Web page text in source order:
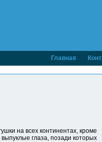
Главная
на всех континентах, кроме
глаза, позади которых